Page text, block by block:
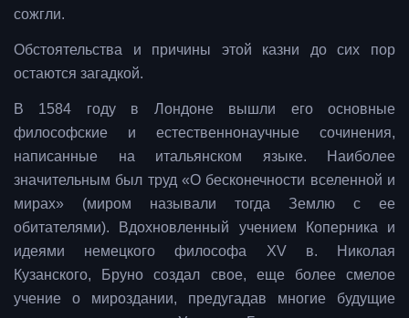
сожгли.
Обстоятельства и причины этой казни до сих пор
остаются загадкой.
В 1584 году в Лондоне вышли его основные
философские и естественнонаучные сочинения,
написанные на итальянском языке. Наиболее
значительным был труд «О бесконечности вселенной и
мирах» (миром называли тогда Землю с ее
обитателями). Вдохновленный учением Коперника и
идеями немецкого философа XV в. Николая
Кузанского, Бруно создал свое, еще более смелое
учение о мироздании, предугадав многие будущие